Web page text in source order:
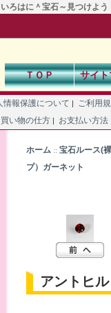
ろはに＾宝石～見つけよ
ＴＯＰ サイ
情報保護について | ご利用
い物の仕方 | お支払い方法
ホーム :: 宝石ルース(
プ）ガーネット
アントヒ